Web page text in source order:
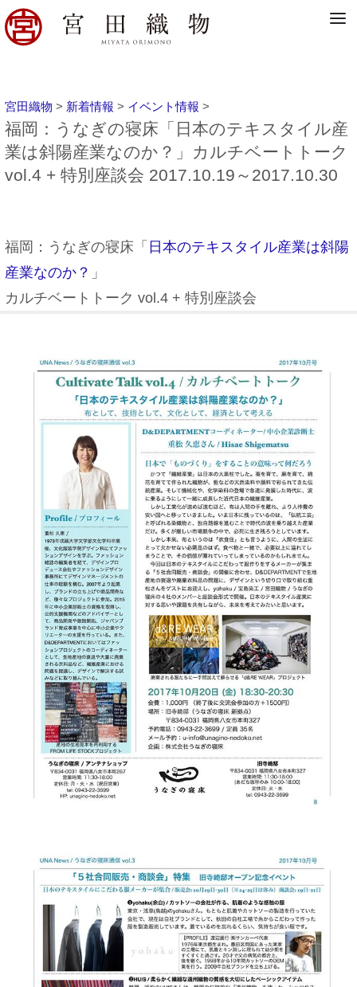
宮田織物 > 新着情報 > イベント情報 >
福岡：うなぎの寝床「日本のテキスタイル産
業は斜陽産業なのか？」カルチベートトーク
vol.4 + 特別座談会 2017.10.19～2017.10.30
福岡：うなぎの寝床「 日本のテキスタイル産業は斜陽
産業なのか？ 」
カルチベートトーク vol.4 + 特別座談会